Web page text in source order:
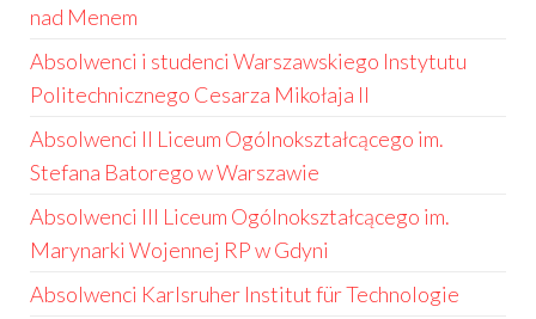
nad Menem
Absolwenci i studenci Warszawskiego Instytutu
Politechnicznego Cesarza Mikołaja II
Absolwenci II Liceum Ogólnokształcącego im.
Stefana Batorego w Warszawie
Absolwenci III Liceum Ogólnokształcącego im.
Marynarki Wojennej RP w Gdyni
Absolwenci Karlsruher Institut für Technologie